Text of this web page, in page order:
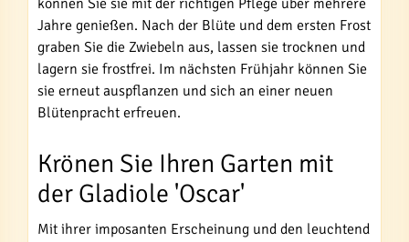
können Sie sie mit der richtigen Pflege über mehrere
Jahre genießen. Nach der Blüte und dem ersten Frost
graben Sie die Zwiebeln aus, lassen sie trocknen und
lagern sie frostfrei. Im nächsten Frühjahr können Sie
sie erneut auspflanzen und sich an einer neuen
Blütenpracht erfreuen.
Krönen Sie Ihren Garten mit
der Gladiole 'Oscar'
Mit ihrer imposanten Erscheinung und den leuchtend